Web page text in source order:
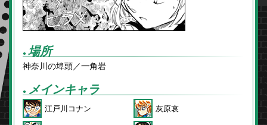
● メインキャラ
江戸川コナン 灰原哀
● 場所
神奈川の埠頭／一角岩